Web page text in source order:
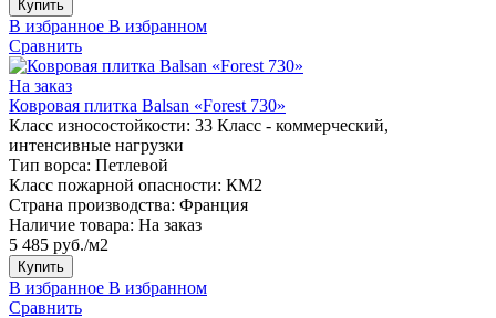
Купить
В избранное В избранном
Сравнить
На заказ
Ковровая плитка Balsan «Forest 730»
Класс износостойкости: 33 Класс - коммерческий,
интенсивные нагрузки
Тип ворса: Петлевой
Класс пожарной опасности: КМ2
Страна производства: Франция
Наличие товара: На заказ
5 485 руб./м2
Купить
В избранное В избранном
Сравнить